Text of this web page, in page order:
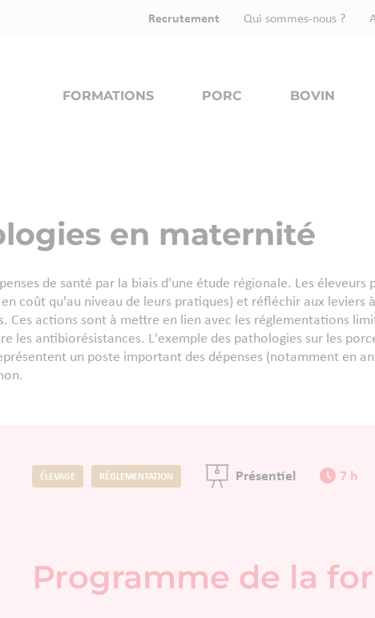
Recrutement Qui sommes-nous ?
FORMATIONS PORC BOVIN
en maternité
de santé par la biais d'une étude régionale. Les éleveurs
coût qu'au niveau de leurs pratiques) et réfléchir aux leviers
Ces actions sont à mettre en lien avec les réglementations
les antibiorésistances. L'exemple des pathologies sur les
un poste important des dépenses (notamment en
ÉLEVAGE RÉGLEMENTATION Présentiel 7 h
Programme de la